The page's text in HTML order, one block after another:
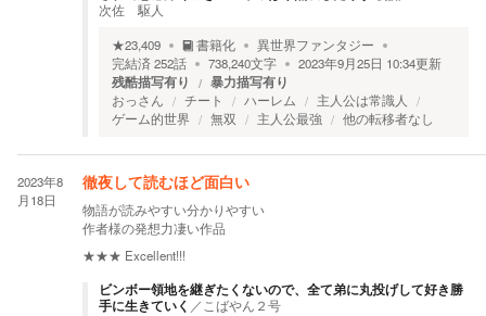
次佐 駆人
★23,409 書籍化
異世界ファンタジー
完結済252話 738,240文字 2023年9月25日 10:34更新
残酷描写有り 暴力描写有り
おっさん チート ハーレム
主人公は常識人
ゲーム的世界
無双 主人公最強 他の転移者なし
2023年8
月18日
徹夜して読むほど面白い
物語が読みやすい分かりやすい
作者様の発想力凄い作品
★★★ Excellent!!!
ビンボー領地を継ぎたくないので、全て弟に丸投げして好き勝
手に生きていく ／ こばやん２号